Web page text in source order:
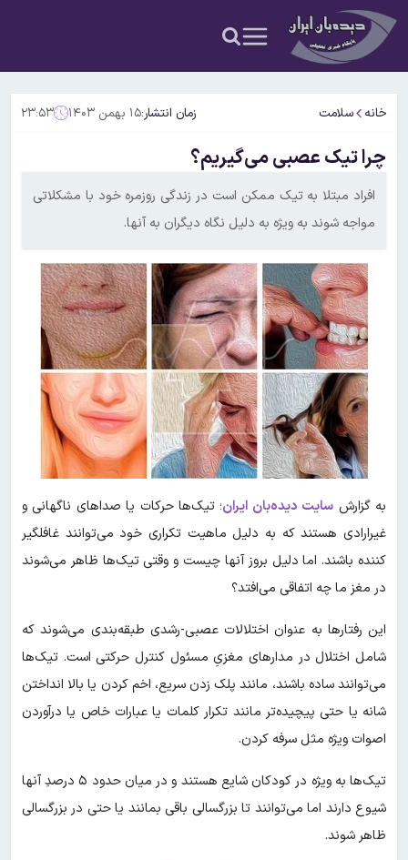
خانه سلامت زمان انتشار:۱۵ بهمن ۱۴۰۳ ۲۳:۵۳
چرا تیک عصبی می‌گیریم؟
افراد مبتلا به تیک ممکن است در زندگی روزمره خود با مشکلاتی
مواجه شوند به ویژه به دلیل نگاه دیگران به آنها.
به گزارش سایت دیده‌بان ایران؛ تیک‌ها حرکات یا صداهای ناگهانی و
غیرارادی هستند که به دلیل ماهیت تکراری خود می‌توانند غافلگیر
کننده باشند. اما دلیل بروز آنها چیست و وقتی تیک‌ها ظاهر می‌شوند
در مغز ما چه اتفاقی می‌افتد؟
این رفتارها به عنوان اختلالات عصبی-رشدی طبقه‌بندی می‌شوند که
شامل اختلال در مدارهای مغزیِ مسئول کنترل حرکتی است. تیک‌ها
می‌توانند ساده باشند، مانند پلک زدن سریع، اخم کردن یا بالا انداختن
شانه یا حتی پیچیده‌تر مانند تکرار کلمات یا عبارات خاص یا درآوردن
اصوات ویژه مثل سرفه کردن.
تیک‌ها به ویژه در کودکان شایع هستند و در میان حدود ۵ درصدِ آنها
شیوع دارند اما می‌توانند تا بزرگسالی باقی بمانند یا حتی در بزرگسالی
ظاهر شوند.